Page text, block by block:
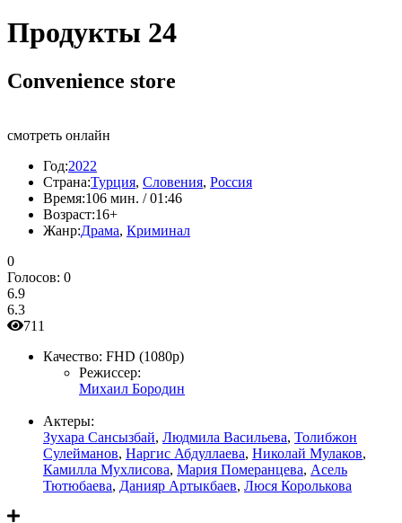
Продукты 24
Convenience store
смотреть онлайн
Год:2022
Страна:Турция, Словения, Россия
Время:106 мин. / 01:46
Возраст:16+
Жанр:Драма, Криминал
0
Голосов: 0
6.9
6.3
711
Качество: FHD (1080p)
Режиссер:
Михаил Бородин
Актеры:
Зухара Сансызбай, Людмила Васильева, Толибжон
Сулейманов, Наргис Абдуллаева, Николай Мулаков,
Камилла Мухлисова, Мария Померанцева, Асель
Тютюбаева, Данияр Артыкбаев, Люся Королькова